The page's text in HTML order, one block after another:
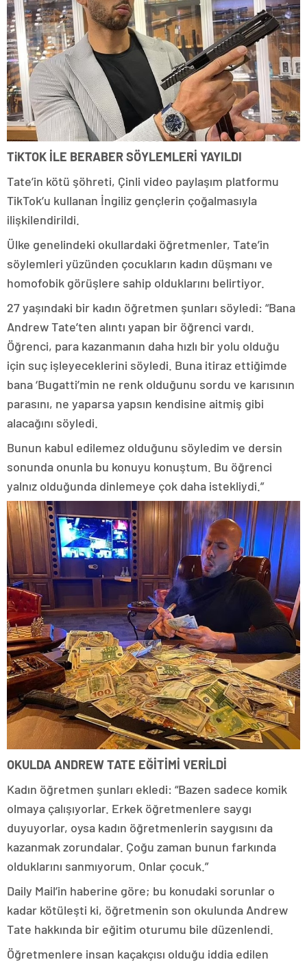
TiKTOK İLE BERABER SÖYLEMLERİ YAYILDI
Tate’in kötü şöhreti, Çinli video paylaşım platformu
TikTok’u kullanan İngiliz gençlerin çoğalmasıyla
ilişkilendirildi.
Ülke genelindeki okullardaki öğretmenler, Tate’in
söylemleri yüzünden çocukların kadın düşmanı ve
homofobik görüşlere sahip olduklarını belirtiyor.
27 yaşındaki bir kadın öğretmen şunları söyledi: “Bana
Andrew Tate’ten alıntı yapan bir öğrenci vardı.
Öğrenci, para kazanmanın daha hızlı bir yolu olduğu
için suç işleyeceklerini söyledi. Buna itiraz ettiğimde
bana ‘Bugatti’min ne renk olduğunu sordu ve karısının
parasını, ne yaparsa yapsın kendisine aitmiş gibi
alacağını söyledi.
Bunun kabul edilemez olduğunu söyledim ve dersin
sonunda onunla bu konuyu konuştum. Bu öğrenci
yalnız olduğunda dinlemeye çok daha istekliydi.”
OKULDA ANDREW TATE EĞİTİMİ VERİLDİ
Kadın öğretmen şunları ekledi: “Bazen sadece komik
olmaya çalışıyorlar. Erkek öğretmenlere saygı
duyuyorlar, oysa kadın öğretmenlerin saygısını da
kazanmak zorundalar. Çoğu zaman bunun farkında
olduklarını sanmıyorum. Onlar çocuk.”
Daily Mail’in haberine göre; bu konudaki sorunlar o
kadar kötüleşti ki, öğretmenin son okulunda Andrew
Tate hakkında bir eğitim oturumu bile düzenlendi.
Öğretmenlere insan kaçakçısı olduğu iddia edilen